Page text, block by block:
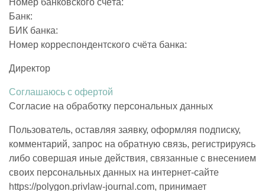
Номер банковского счёта:
Банк:
БИК банка:
Номер корреспондентского счёта банка:
Директор
Соглашаюсь с офертой
Согласие на обработку персональных данных
Пользователь, оставляя заявку, оформляя подписку,
комментарий, запрос на обратную связь, регистрируясь
либо совершая иные действия, связанные с внесением
своих персональных данных на интернет-сайте
https://polygon.privlaw-journal.com, принимает